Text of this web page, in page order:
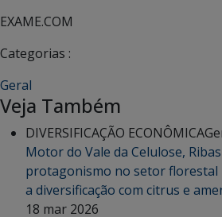
EXAME.COM
Categorias :
Geral
Veja Também
DIVERSIFICAÇÃO ECONÔMICA
Motor do Vale da Celulose,
protagonismo no setor florestal
a diversificação com citrus e
18 mar 2026